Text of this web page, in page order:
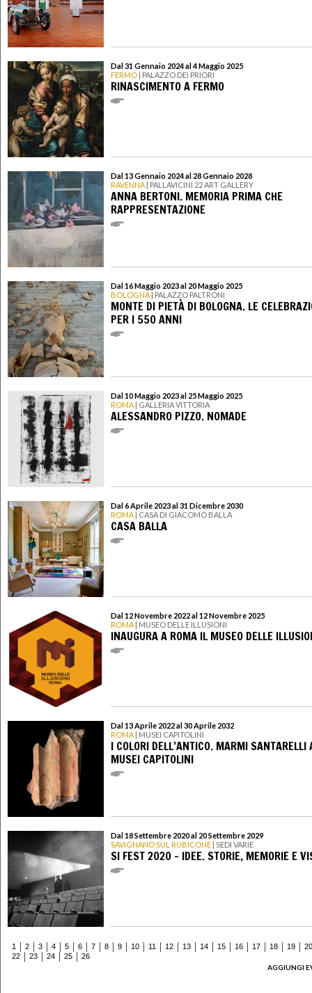
Dal 31 Gennaio 2024 al 4 Maggio 2025
FERMO | PALAZZO DEI PRIORI
RINASCIMENTO A FERMO
Dal 13 Gennaio 2024 al 28 Gennaio 2028
RAVENNA | PALLAVICINI 22 ART GALLERY
ANNA BERTONI. MEMORIA PRIMA CHE
RAPPRESENTAZIONE
Dal 16 Maggio 2023 al 20 Maggio 2025
BOLOGNA | PALAZZO PALTRONI
MONTE DI PIETÀ DI BOLOGNA. LE
PER I 550 ANNI
Dal 10 Maggio 2023 al 25 Maggio 2025
ROMA | GALLERIA VITTORIA
ALESSANDRO PIZZO. NOMADE
Dal 6 Aprile 2023 al 31 Dicembre 2030
ROMA | CASA DI GIACOMO BALLA
CASA BALLA
Dal 12 Novembre 2022 al 12 Novembre 2025
ROMA | MUSEO DELLE ILLUSIONI
INAUGURA A ROMA IL MUSEO DELLE
Dal 13 Aprile 2022 al 30 Aprile 2032
ROMA | MUSEI CAPITOLINI
I COLORI DELL’ANTICO. MARMI SANTARELLI
MUSEI CAPITOLINI
Dal 18 Settembre 2020 al 20 Settembre 2029
SAVIGNANO SUL RUBICONE | SEDI VARIE
SI FEST 2020 - IDEE. STORIE, MEMORIE E
1 2 3 4 5 6 7 8 9 10 11 12 13 14 15 16 17 18 19
20
22
23 24 25
26
AGGIUNGI